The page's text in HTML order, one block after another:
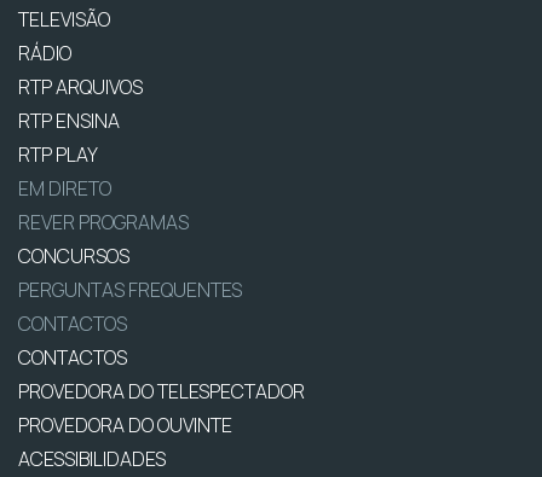
TELEVISÃO
RÁDIO
RTP ARQUIVOS
RTP ENSINA
RTP PLAY
EM DIRETO
REVER PROGRAMAS
CONCURSOS
PERGUNTAS FREQUENTES
CONTACTOS
CONTACTOS
PROVEDORA DO TELESPECTADOR
PROVEDORA DO OUVINTE
ACESSIBILIDADES